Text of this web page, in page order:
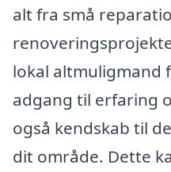
alt fra små
lokal altmuligmand
adgang til erfaring
også kendskab til
dit område. Dette